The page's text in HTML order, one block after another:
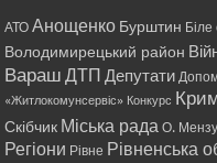
АТО Анощенко Бурштин Біле
Володимирецький район
Вараш ДТП Депутати
«Житлокомунсервіс» Конкурс
Скібчик Міська рада О.
Регіони Рівне Рівненська